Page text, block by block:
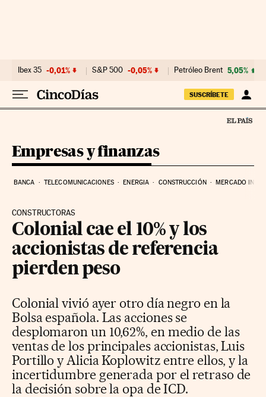
Ibex 35 -0,01% S&P 500 -0,05% Petróleo Brent 5,05%
SUSCRÍBETE
Empresas y finanzas
BANCA TELECOMUNICACIONES ENERGIA CONSTRUCCIÓN MERCADO
CONSTRUCTORAS
Colonial cae el 10% y los
accionistas de referencia
pierden peso
Colonial vivió ayer otro día negro en la
Bolsa española. Las acciones se
desplomaron un 10,62%, en medio de las
ventas de los principales accionistas, Luis
Portillo y Alicia Koplowitz entre ellos, y la
incertidumbre generada por el retraso de
la decisión sobre la opa de ICD.